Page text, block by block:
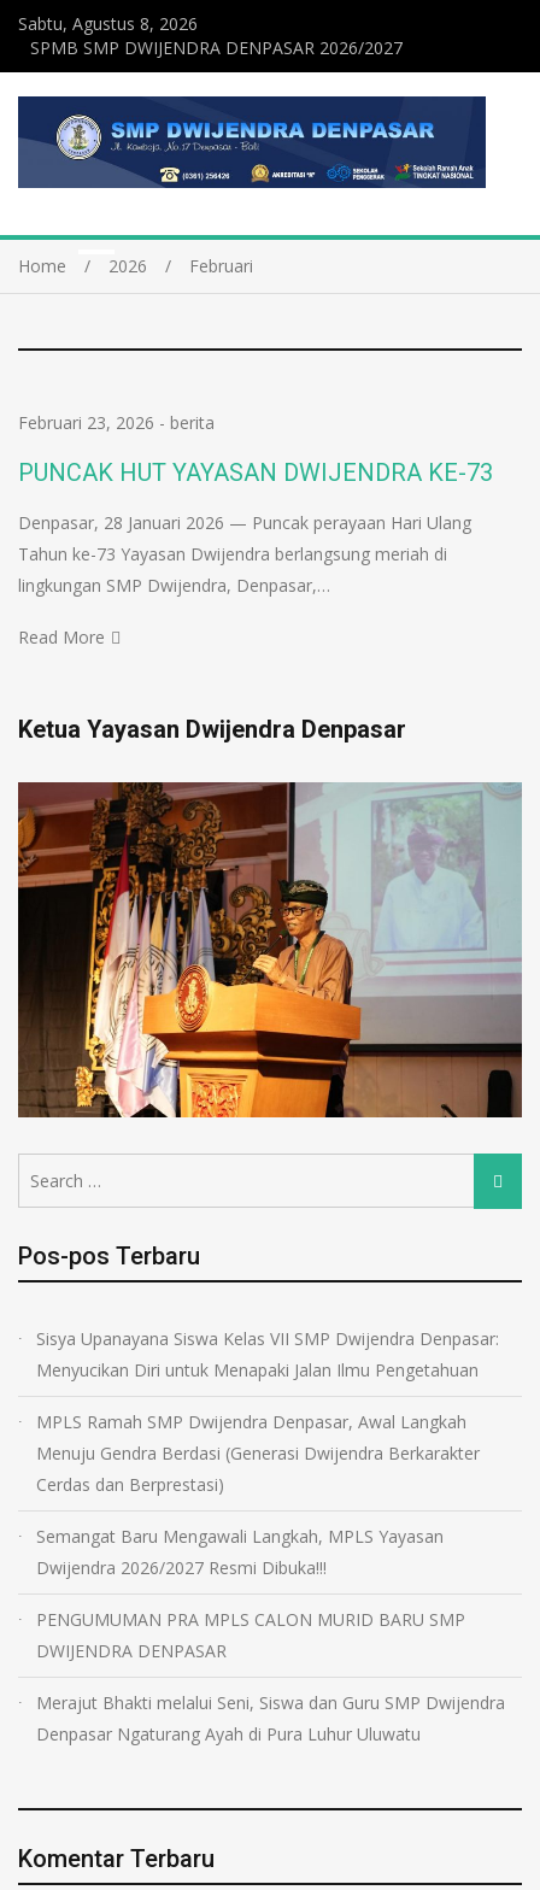
Sabtu, Agustus 8, 2026
SPMB SMP DWIJENDRA DENPASAR 2026/2027
Home 2026 Februari
Februari 23, 2026 - berita
PUNCAK HUT YAYASAN DWIJENDRA KE-73
Denpasar, 28 Januari 2026 — Puncak perayaan Hari Ulang
Tahun ke-73 Yayasan Dwijendra berlangsung meriah di
lingkungan SMP Dwijendra, Denpasar,…
Read More
Ketua Yayasan Dwijendra Denpasar
Pos-pos Terbaru
Sisya Upanayana Siswa Kelas VII SMP Dwijendra Denpasar:
Menyucikan Diri untuk Menapaki Jalan Ilmu Pengetahuan
MPLS Ramah SMP Dwijendra Denpasar, Awal Langkah
Menuju Gendra Berdasi (Generasi Dwijendra Berkarakter
Cerdas dan Berprestasi)
Semangat Baru Mengawali Langkah, MPLS Yayasan
Dwijendra 2026/2027 Resmi Dibuka!!!
PENGUMUMAN PRA MPLS CALON MURID BARU SMP
DWIJENDRA DENPASAR
Merajut Bhakti melalui Seni, Siswa dan Guru SMP Dwijendra
Denpasar Ngaturang Ayah di Pura Luhur Uluwatu
Komentar Terbaru